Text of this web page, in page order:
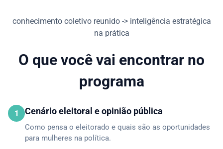
conhecimento coletivo reunido -> inteligência estratégica
na prática
O que você vai encontrar no
programa
1 Cenário eleitoral e opinião pública
Como pensa o eleitorado e quais são as oportunidades
para mulheres na política.